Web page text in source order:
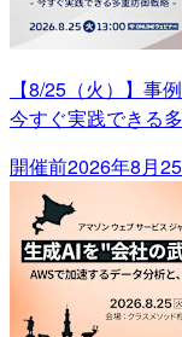
【8/25（火）】事
今すぐ実践できる
開催前2026年8月